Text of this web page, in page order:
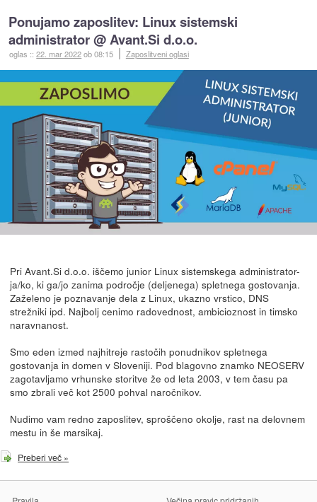
Ponujamo zaposlitev: Linux sistemski
administrator @ Avant.Si d.o.o.
oglas ::22. mar 2022ob 08:15 Zaposlitveni oglasi
Pri Avant.Si d.o.o. iščemo junior Linux sistemskega administrator-
ja/ko, ki ga/jo zanima področje (deljenega) spletnega gostovanja.
Zaželeno je poznavanje dela z Linux, ukazno vrstico, DNS
strežniki ipd. Najbolj cenimo radovednost, ambicioznost in timsko
naravnanost.
Smo eden izmed najhitreje rastočih ponudnikov spletnega
gostovanja in domen v Sloveniji. Pod blagovno znamko NEOSERV
zagotavljamo vrhunske storitve že od leta 2003, v tem času pa
smo zbrali več kot 2500 pohval naročnikov.
Nudimo vam redno zaposlitev, sproščeno okolje, rast na delovnem
mestu in še marsikaj.
Preberi več »